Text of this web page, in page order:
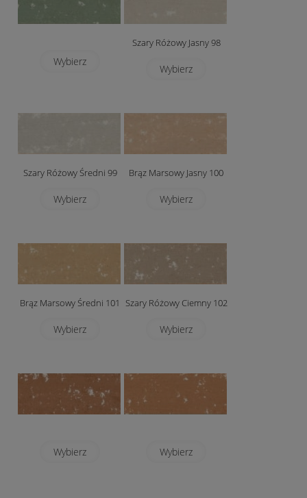
Wybierz
Szary Różowy Jasny 98
Wybierz
Szary Różowy Średni 99
Wybierz
Brąz Marsowy Jasny 100
Wybierz
Brąz Marsowy Średni 101
Wybierz
Szary Różowy Ciemny 102
Wybierz
Wybierz Wybierz